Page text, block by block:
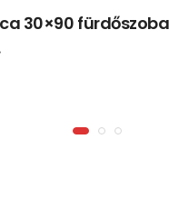
30×90